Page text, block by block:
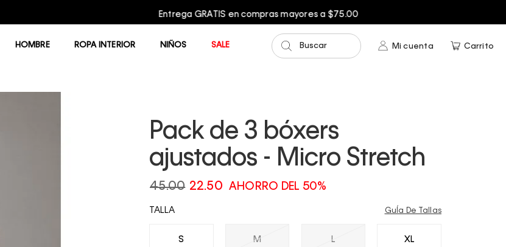
Entrega GRATIS en compras mayores a $75.00
Buscar Mi cuenta Carrito
HOMBRE ROPA INTERIOR NIÑOS SALE
Pack de 3 bóxers
ajustados - Micro Stretch
45.00 22.50 AHORRO DEL 50%
TALLA
S M L XL
GuÍa De Tallas